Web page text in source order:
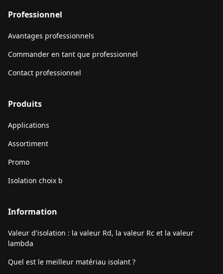
Professionnel
Avantages professionnels
Commander en tant que professionnel
Contact professionnel
Produits
Applications
Assortiment
Promo
Isolation choix b
Information
Valeur d'isolation : la valeur Rd, la valeur Rc et la valeur
lambda
Quel est le meilleur matériau isolant ?